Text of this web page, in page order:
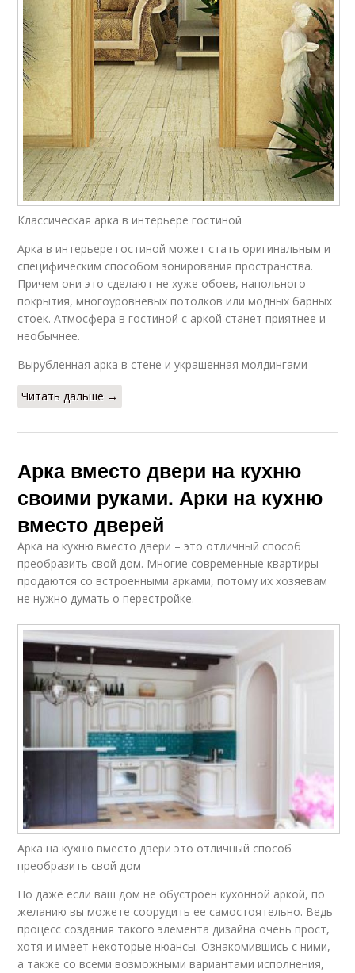
Классическая арка в интерьере гостиной
Арка в интерьере гостиной может стать оригинальным и
специфическим способом зонирования пространства.
Причем они это сделают не хуже обоев, напольного
покрытия, многоуровневых потолков или модных барных
стоек. Атмосфера в гостиной с аркой станет приятнее и
необычнее.
Вырубленная арка в стене и украшенная молдингами
Читать дальше →
Арка вместо двери на кухню
своими руками. Арки на кухню
вместо дверей
Арка на кухню вместо двери – это отличный способ
преобразить свой дом. Многие современные квартиры
продаются со встроенными арками, потому их хозяевам
не нужно думать о перестройке.
Арка на кухню вместо двери это отличный способ
преобразить свой дом
Но даже если ваш дом не обустроен кухонной аркой, по
желанию вы можете соорудить ее самостоятельно. Ведь
процесс создания такого элемента дизайна очень прост,
хотя и имеет некоторые нюансы. Ознакомившись с ними,
а также со всеми возможными вариантами исполнения,